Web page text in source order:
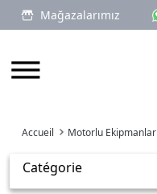
Mağazalarımız
Accueil Motorlu Ekipmanlar
Catégorie